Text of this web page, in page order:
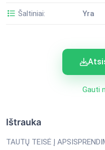
Šaltiniai: Yra
Gauti
Ištrauka
TAUTŲ TEISĖ Į